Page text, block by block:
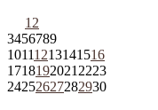
1 2
3456789
10111213141516
1718192021 2223
24252627282930